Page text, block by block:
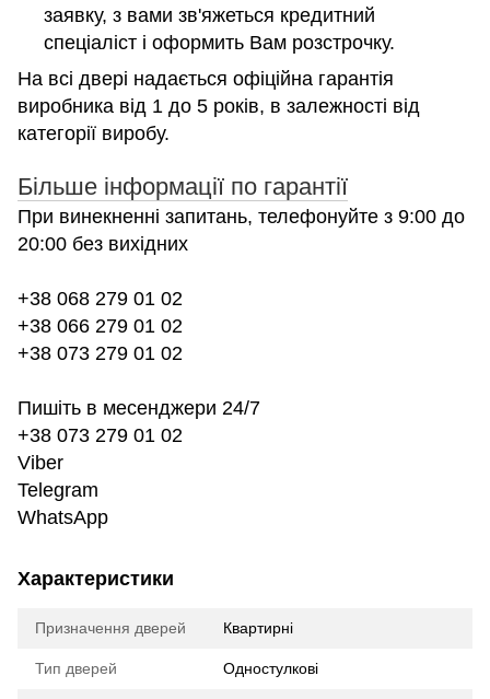
заявку, з вами зв'яжеться кредитний
спеціаліст і оформить Вам розстрочку.
На всі двері надається офіційна гарантія
виробника від 1 до 5 років, в залежності від
категорії виробу.
Більше інформації по гарантії
При винекненні запитань, телефонуйте з 9:00 до
20:00 без вихідних
+38 068 279 01 02
+38 066 279 01 02
+38 073 279 01 02
Пишіть в месенджери 24/7
+38 073 279 01 02
Viber
Telegram
WhatsApp
Характеристики
Призначення дверей Квартирні
Тип дверей Одностулкові